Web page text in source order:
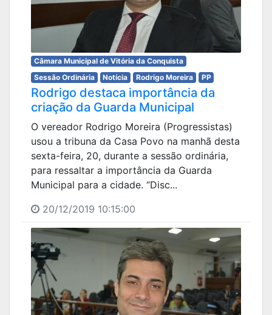
Câmara Municipal de Vitória da Conquista
Sessão Ordinária
Notícia Rodrigo Moreira PP
Rodrigo destaca importância da
criação da Guarda Municipal
O vereador Rodrigo Moreira (Progressistas)
usou a tribuna da Casa Povo na manhã desta
sexta-feira, 20, durante a sessão ordinária,
para ressaltar a importância da Guarda
Municipal para a cidade. “Disc...
20/12/2019 10:15:00